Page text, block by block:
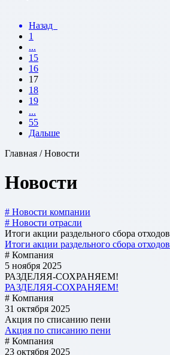
Назад
1
...
15
16
17
18
19
...
55
Дальше
Главная / Новости
Новости
# Новости компании
# Новости отрасли
Итоги акции раздельного сбора отходов
Итоги акции раздельного сбора отходов
# Компания
5 ноября 2025
РАЗДЕЛЯЯ-СОХРАНЯЕМ!
РАЗДЕЛЯЯ-СОХРАНЯЕМ!
# Компания
31 октября 2025
Акция по списанию пени
Акция по списанию пени
# Компания
23 октября 2025